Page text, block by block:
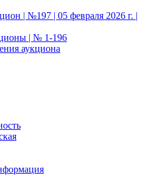
| №197 | 05 февраля 2026 г. |
| № 1-196
аукциона